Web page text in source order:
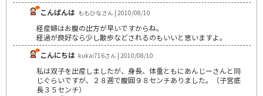
こんばんは ももひなさん | 2010/08/10
経産婦はお腹の出方が早いですからね。
経過が良好なら少し散歩などされるのもいいと思いますよ。
こんにちは kukai716さん | 2010/08/10
私は双子を出産しましたが、身長、体重ともにあんじーさんと同
じぐらいですが、２８週で腹囲９８センチありました。（子宮底
長３５センチ）